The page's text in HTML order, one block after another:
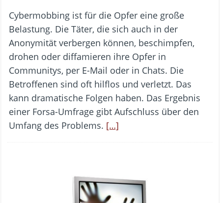
Cybermobbing ist für die Opfer eine große
Belastung. Die Täter, die sich auch in der
Anonymität verbergen können, beschimpfen,
drohen oder diffamieren ihre Opfer in
Communitys, per E-Mail oder in Chats. Die
Betroffenen sind oft hilflos und verletzt. Das
kann dramatische Folgen haben. Das Ergebnis
einer Forsa-Umfrage gibt Aufschluss über den
Umfang des Problems. […]